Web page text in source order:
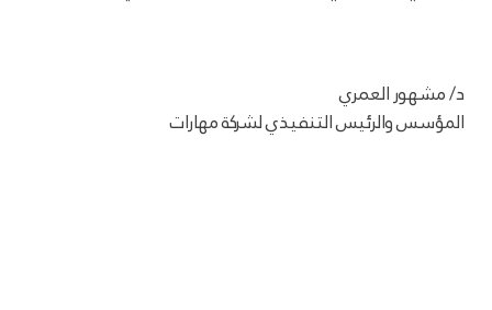
د/ مشهور العمري
المؤسس والرئيس التنفيذي لشركة مهارات